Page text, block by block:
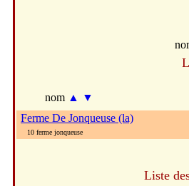
nom ▲
▼
Ferme De Jonqueuse (la)
10 ferme jonqueuse
Liste